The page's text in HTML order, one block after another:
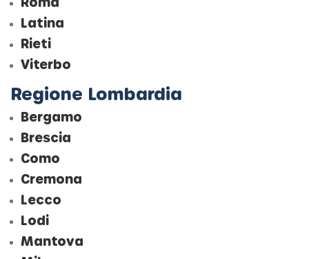
Latina
Rieti
Viterbo
Regione Lombardia
Bergamo
Brescia
Como
Cremona
Lecco
Lodi
Mantova